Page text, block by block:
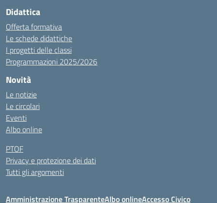
Didattica
Offerta formativa
Le schede didattiche
I progetti delle classi
Programmazioni 2025/2026
Novità
Le notizie
Le circolari
Eventi
Albo online
PTOF
Privacy e protezione dei dati
Tutti gli argomenti
Amministrazione TrasparenteAlbo onlineAccesso Civico